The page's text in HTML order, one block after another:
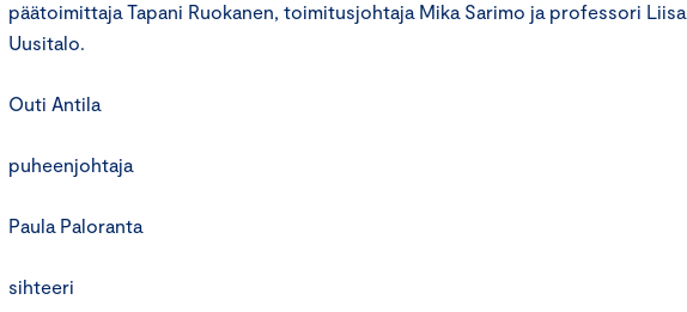
päätoimittaja Tapani Ruokanen, toimitusjohtaja Mika Sarimo ja professori Liisa
Uusitalo.
Outi Antila
puheenjohtaja
Paula Paloranta
sihteeri